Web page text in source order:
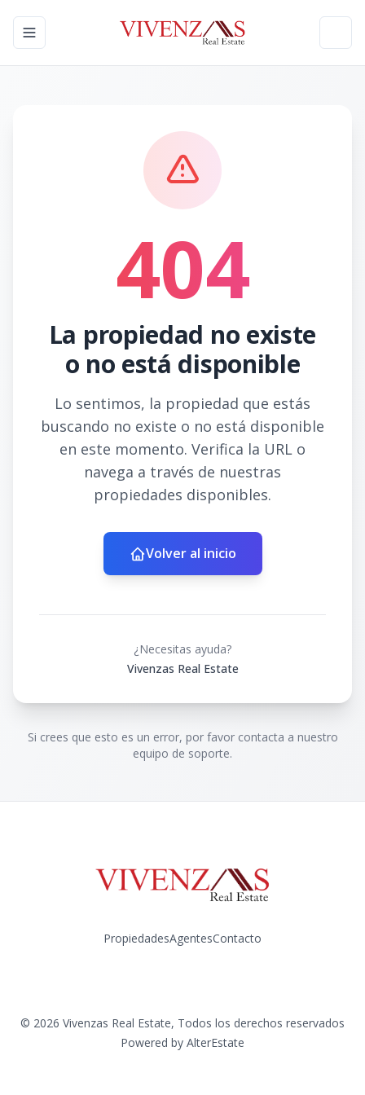
Toggle navigation menu
404
La propiedad no existe
o no está disponible
Lo sentimos, la propiedad que estás
buscando no existe o no está disponible
en este momento. Verifica la URL o
navega a través de nuestras
propiedades disponibles.
Volver al inicio
¿Necesitas ayuda?
Vivenzas Real Estate
Si crees que esto es un error, por favor contacta a nuestro
equipo de soporte.
PropiedadesAgentesContacto
© 2026 Vivenzas Real Estate, Todos los derechos reservados
Powered by AlterEstate